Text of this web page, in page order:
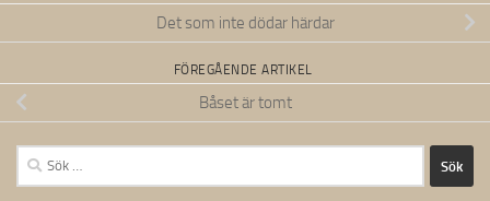
Det som inte dödar härdar
FÖREGÅENDE ARTIKEL
Båset är tomt
Sök
efter: